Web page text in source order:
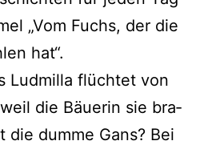
„Vom Fuchs, der die
hat“.
Ludmilla flüch­tet von
die Bäuerin sie bra­
die dum­me Gans? Bei